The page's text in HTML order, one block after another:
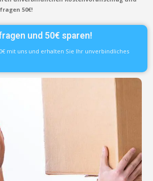
50€!
und 50€ sparen!
mit uns und erhalten Sie Ihr unverbindliches